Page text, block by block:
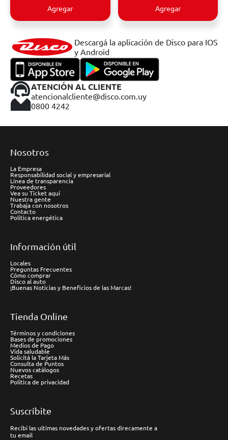
Agregar Agregar
Descargá la aplicación de Disco para IOS
y Android
ATENCIÓN AL CLIENTE
atencionalcliente@disco.com.uy
0800 4242
Nosotros
La Empresa
Responsabilidad social y empresarial
Línea de transparencia
Proveedores
Vea su Ticket aquí
Nuestra gente
Trabaja con nosotros
Contacto
Política energética
Información útil
Locales
Preguntas Frecuentes
Cómo comprar
Disco al auto
¡Buenas Noticias y Beneficios de las Marcas!
Tienda Online
Términos y condiciones
Bases de promociones
Medios de Pago
Vida saludable
Solicitá la Tarjeta Más
Consulta de Puntos
Nuevos catálogos
Recetas
Política de privacidad
Suscríbite
Recibí las ultimas novedades y ofertas direcamente a
tu email